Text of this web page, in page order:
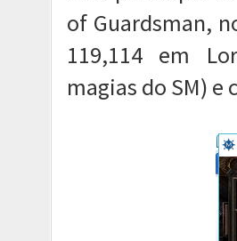
of Guardsman,
119,114 em
magias do SM)